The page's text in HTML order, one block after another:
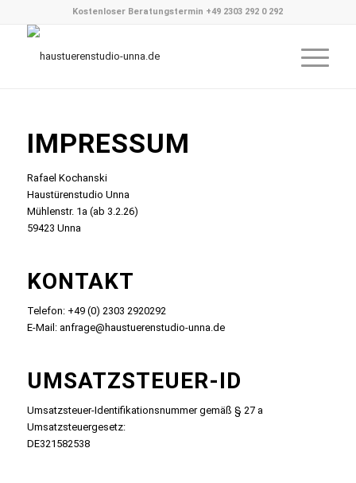
Kostenloser Beratungstermin +49 2303 292 0 292
IMPRESSUM
Rafael Kochanski
Haustürenstudio Unna
Mühlenstr. 1a (ab 3.2.26)
59423 Unna
KONTAKT
Telefon: +49 (0) 2303 2920292
E-Mail: anfrage@haustuerenstudio-unna.de
UMSATZSTEUER-ID
Umsatzsteuer-Identifikationsnummer gemäß § 27 a
Umsatzsteuergesetz:
DE321582538